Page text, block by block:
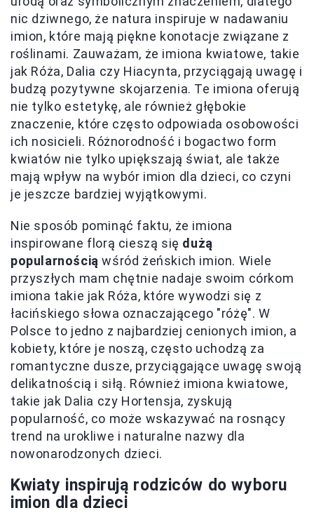
nic dziwnego, że natura inspiruje w nadawaniu
imion, które mają piękne konotacje związane z
roślinami. Zauważam, że imiona kwiatowe, takie
jak Róża, Dalia czy Hiacynta, przyciągają uwagę i
budzą pozytywne skojarzenia. Te imiona oferują
nie tylko estetykę, ale również głębokie
znaczenie, które często odpowiada osobowości
ich nosicieli. Różnorodność i bogactwo form
kwiatów nie tylko upiększają świat, ale także
mają wpływ na wybór imion dla dzieci, co czyni
je jeszcze bardziej wyjątkowymi.
Nie sposób pominąć faktu, że imiona
inspirowane florą cieszą się dużą
popularnością wśród żeńskich imion. Wiele
przyszłych mam chętnie nadaje swoim córkom
imiona takie jak Róża, które wywodzi się z
łacińskiego słowa oznaczającego "różę". W
Polsce to jedno z najbardziej cenionych imion, a
kobiety, które je noszą, często uchodzą za
romantyczne dusze, przyciągające uwagę swoją
delikatnością i siłą. Również imiona kwiatowe,
takie jak Dalia czy Hortensja, zyskują
popularność, co może wskazywać na rosnący
trend na urokliwe i naturalne nazwy dla
nowonarodzonych dzieci.
Kwiaty inspirują rodziców do wyboru
imion dla dzieci